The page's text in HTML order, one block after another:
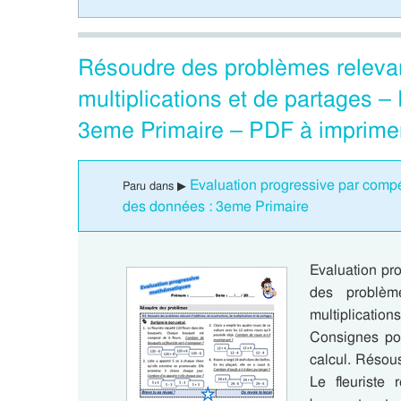
Résoudre des problèmes
multiplications et de partages
3eme Primaire – PDF à
Paru dans ▶ Evaluation progressive par
des données : 3eme Primaire
Evaluation
des
Consignes
calcul.
Le fleuriste